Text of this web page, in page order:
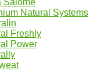
Natural Systems
Freshly
Power